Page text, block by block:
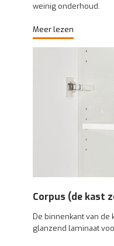
weinig onderhoud.
Meer lezen
Corpus (de kast
De binnenkant van de
glanzend laminaat